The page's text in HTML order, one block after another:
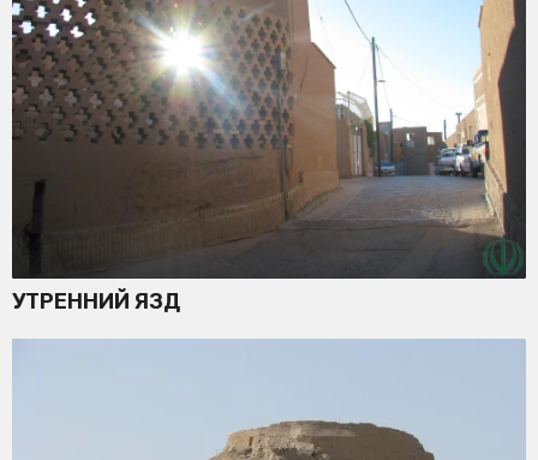
УТРЕННИЙ ЯЗД